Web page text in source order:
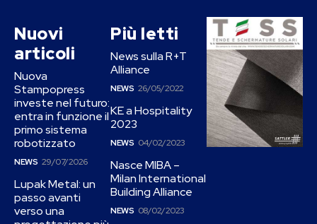
Nuovi
articoli
Nuova
Stampopress
investe nel futuro:
entra in funzione il
primo sistema
robotizzato
NEWS 29/07/2026
Lupak Metal: un
passo avanti
verso una
Più letti
News sulla R+T
Alliance
NEWS 26/05/2022
KE a Hospitality
2023
NEWS 04/02/2023
Nasce MIBA –
Milan International
Building Alliance
NEWS 08/02/2023